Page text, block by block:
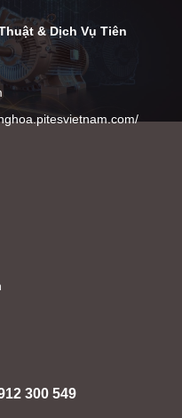
& Dịch Vụ Tiên
300 549